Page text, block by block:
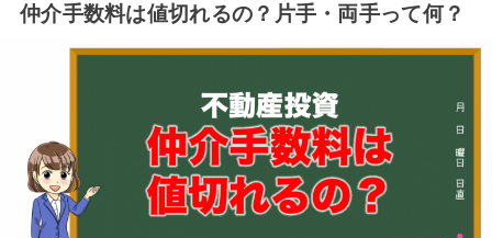
仲介手数料は値切れるの？片手・両手って何？